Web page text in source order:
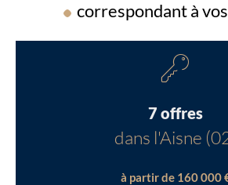
Chargement...
correspondant à
7 offres
dans l'Aisne
à partir de 160 000